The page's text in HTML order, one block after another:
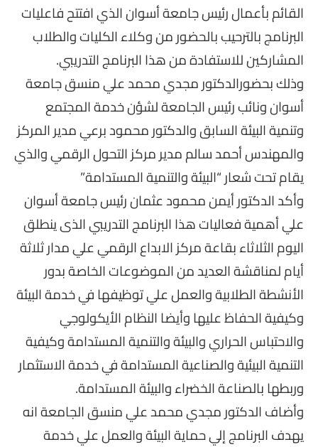
القائم بأعمال رئيس جامعة أسوان الذي افتتح فاعليات
البرنامج بالترحيب بالحضور من وكلاء الكليات والطلاب
المشاركين للاستفادة من هذا البرنامج التدريبي.
وذلك بحضورالدكتور مجدي محمد علي منسق جامعة
أسوان ونائب رئيس الجامعة لشؤن خدمة المجتمع
وتنمية البيئة السابق والدكتور محمود برعي مدير المركز
والمهندس أحمد سالم مدير مركز التحول الرقمي والذي
يقام تحت شعار “البيئة والتنمية المستدامة”
وأكد الدكتور أيمن محمود عثمان رئيس جامعة أسوان
علي أهمية فعاليات هذا البرنامج التدريبي الذى ينطلق
اليوم الثلاثاء بقاعة مركز الابداع الرقمي علي مدار ثلاثة
أيام لمناقشة العديد من الموضوعات الخاصة بدور
الأنشطة الطلابية والعمل علي توظيفها في خدمة البيئة
وكيفية الحفاظ عليها وأيضا النظام الأيكولوجي
والاحتباس الحراري والبيئة والتنمية المستدامة وكيفية
التنمية البيئية والصناعية المستدامة في خدمة الاستثمار
وربطها بالصناعة الخضراء والبيئة المستدامة.
وأضاف الدكتور مجدي محمد علي منسق الجامعة انه
يهدف البرنامج إلي حماية البيئة والعمل علي خدمة